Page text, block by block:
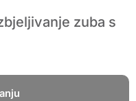
zuba s